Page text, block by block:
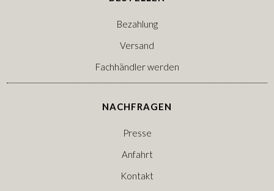
Bezahlung
Versand
Fachhändler werden
NACHFRAGEN
Presse
Anfahrt
Kontakt